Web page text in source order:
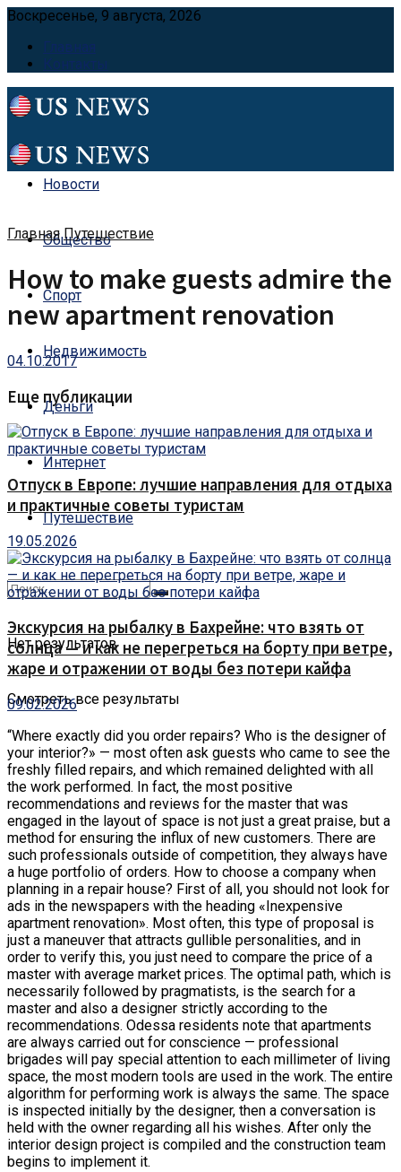
Воскресенье, 9 августа, 2026
Главная
Контакты
Новости
Общество
Спорт
Недвижимость
Деньги
Интернет
Путешествие
Нет результатов
Смотреть все результаты
Главная Путешествие
How to make guests admire the
new apartment renovation
04.10.2017
Еще публикации
Отпуск в Европе: лучшие направления для отдыха
и практичные советы туристам
19.05.2026
Экскурсия на рыбалку в Бахрейне: что взять от
солнца — и как не перегреться на борту при ветре,
жаре и отражении от воды без потери кайфа
09.02.2026
“Where exactly did you order repairs? Who is the designer of
your interior?» — most often ask guests who came to see the
freshly filled repairs, and which remained delighted with all
the work performed. In fact, the most positive
recommendations and reviews for the master that was
engaged in the layout of space is not just a great praise, but a
method for ensuring the influx of new customers. There are
such professionals outside of competition, they always have
a huge portfolio of orders. How to choose a company when
planning in a repair house? First of all, you should not look for
ads in the newspapers with the heading «Inexpensive
apartment renovation». Most often, this type of proposal is
just a maneuver that attracts gullible personalities, and in
order to verify this, you just need to compare the price of a
master with average market prices. The optimal path, which is
necessarily followed by pragmatists, is the search for a
master and also a designer strictly according to the
recommendations. Odessa residents note that apartments
are always carried out for conscience — professional
brigades will pay special attention to each millimeter of living
space, the most modern tools are used in the work. The entire
algorithm for performing work is always the same. The space
is inspected initially by the designer, then a conversation is
held with the owner regarding all his wishes. After only the
interior design project is compiled and the construction team
begins to implement it.